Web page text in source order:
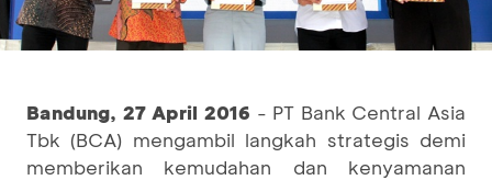
Bandung, 27 April 2016 - PT Bank Central Asia
Tbk (BCA) mengambil langkah strategis demi
memberikan kemudahan dan kenyamanan